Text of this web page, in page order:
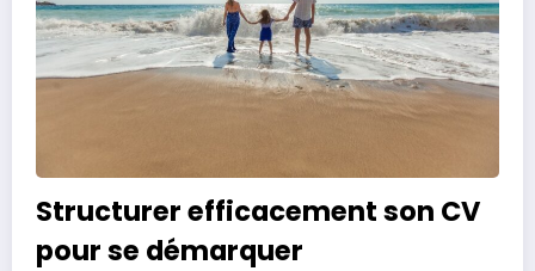
Structurer efficacement son CV
pour se démarquer